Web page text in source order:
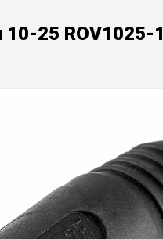
10-25 ROV1025-1